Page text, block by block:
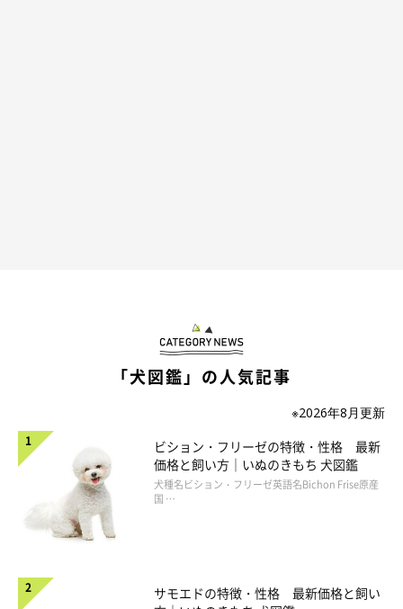
「犬図鑑」の人気記事
※2026年8月更新
ビション・フリーゼの特徴・性格 最新
価格と飼い方｜いぬのきもち 犬図鑑
犬種名ビション・フリーゼ英語名Bichon Frise原産
国 …
サモエドの特徴・性格 最新価格と飼い